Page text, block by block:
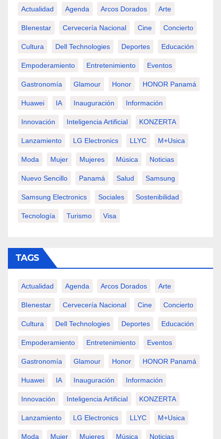
Actualidad Agenda Arcos Dorados Arte
BIenestar Cervecería Nacional Cine Concierto
Cultura Dell Technologies Deportes Educación
Empoderamiento Entretenimiento Eventos
Gastronomía Glamour Honor HONOR Panamá
Huawei IA Inauguración Información
Innovación Inteligencia Artificial KONZERTA
Lanzamiento LG Electronics LLYC M+usica
Moda Mujer Mujeres Música Noticias
Nuevo Sencillo Panamá Salud Samsung
Samsung Electronics Sociales Sostenibilidad
Tecnología Turismo Visa
TAGS
Actualidad Agenda Arcos Dorados Arte
BIenestar Cervecería Nacional Cine Concierto
Cultura Dell Technologies Deportes Educación
Empoderamiento Entretenimiento Eventos
Gastronomía Glamour Honor HONOR Panamá
Huawei IA Inauguración Información
Innovación Inteligencia Artificial KONZERTA
Lanzamiento LG Electronics LLYC M+usica
Moda Mujer Mujeres Música Noticias